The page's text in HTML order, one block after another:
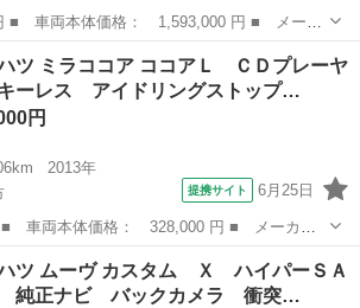
名： ムーヴキャンバス ■ グレード
純正９型ディスプレイ バックカメラ 衝
イハツ
ツ ミラココア ココアＬ ＣＤプレーヤ
ーレス アイドリングストップ…
円
2013年
提携サイト 6月25日
： ミラココア ■ グレード名： ココア
レス アイドリングストップ インパネオ
ツ ムーヴ カスタム Ｘ ハイパーＳＡ
純正ナビ バックカメラ 衝突…